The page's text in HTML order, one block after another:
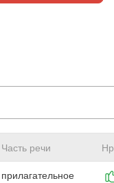
Часть речи
прилагательное